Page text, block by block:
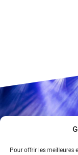
Pour offrir les meilleures